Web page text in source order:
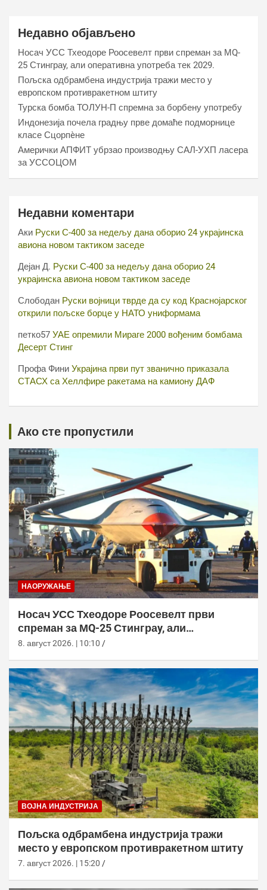
Недавно објављено
Носач УСС Тхеодоре Роосевелт први спреман за МQ-
25 Стинграy, али оперативна употреба тек 2029.
Пољска одбрамбена индустрија тражи место у
европском противракетном штиту
Турска бомба ТОЛУН-П спремна за борбену употребу
Индонезија почела градњу прве домаће подморнице
класе Сцорпèне
Амерички АПФИТ убрзао производњу САЛ-УХП ласера
за УССОЦОМ
Недавни коментари
Аки Руски С-400 за недељу дана оборио 24 украјинска
авиона новом тактиком заседе
Дејан Д. Руски С-400 за недељу дана оборио 24
украјинска авиона новом тактиком заседе
Слободан Руски војници тврде да су код Краснојарског
открили пољске борце у НАТО униформама
петко57 УАЕ опремили Мираге 2000 вођеним бомбама
Десерт Стинг
Профа Фини Украјина први пут званично приказала
СТАСХ са Хеллфире ракетама на камиону ДАФ
Ако сте пропустили
НАОРУЖАЊЕ
Носач УСС Тхеодоре Роосевелт први
спреман за МQ-25 Стинграy, али
оперативна употреба тек 2029.
8. август 2026. | 10:10
ВОЈНА ИНДУСТРИЈА
Пољска одбрамбена индустрија тражи
место у европском противракетном штиту
7. август 2026. | 15:20